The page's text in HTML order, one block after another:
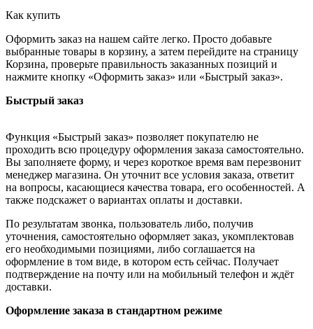
Как купить
Оформить заказ на нашем сайте легко. Просто добавьте
выбранные товары в корзину, а затем перейдите на страницу
Корзина, проверьте правильность заказанных позиций и
нажмите кнопку «Оформить заказ» или «Быстрый заказ».
Быстрый заказ
Функция «Быстрый заказ» позволяет покупателю не
проходить всю процедуру оформления заказа самостоятельно.
Вы заполняете форму, и через короткое время вам перезвонит
менеджер магазина. Он уточнит все условия заказа, ответит
на вопросы, касающиеся качества товара, его особенностей. А
также подскажет о вариантах оплаты и доставки.
По результатам звонка, пользователь либо, получив
уточнения, самостоятельно оформляет заказ, укомплектовав
его необходимыми позициями, либо соглашается на
оформление в том виде, в котором есть сейчас. Получает
подтверждение на почту или на мобильный телефон и ждёт
доставки.
Оформление заказа в стандартном режиме